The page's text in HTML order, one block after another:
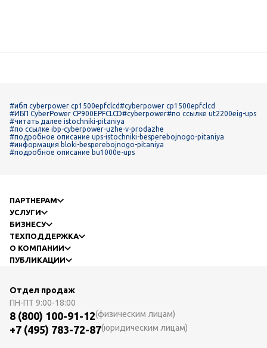
#ибп cyberpower cp1500epfclcd#cyberpower cp1500epfclcd
#ИБП CyberPower CP900EPFCLCD#cyberpower#по ссылке ut2200eig-ups
#читать далее istochniki-pitaniya
#по ссылке ibp-cyberpower-uzhe-v-prodazhe
#подробное описание ups-istochniki-besperebojnogo-pitaniya
#информация bloki-besperebojnogo-pitaniya
#подробное описание bu1000e-ups
ПАРТНЕРАМ
УСЛУГИ
БИЗНЕСУ
ТЕХПОДДЕРЖКА
О КОМПАНИИ
ПУБЛИКАЦИИ
Отдел продаж
ПН-ПТ 9:00-18:00
8 (800) 100-91-12(физическим лицам)
+7 (495) 783-72-87(юридическим лицам)